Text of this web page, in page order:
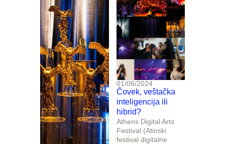
01/06/2024
Čovek, veštačka
inteligencija ili
hibrid?
Athens Digital Arts
Festival (Atinski
festival digitalne